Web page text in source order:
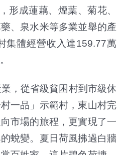
形成蓮藕、煙葉、菊花、
、泉水米等多業並舉的產
集體經營收入達159.77萬
，從省級貧困村到市級休
一品」示範村，東山村完
市場的旅程，更實現了一
蛻變。夏日荷風拂過白牆